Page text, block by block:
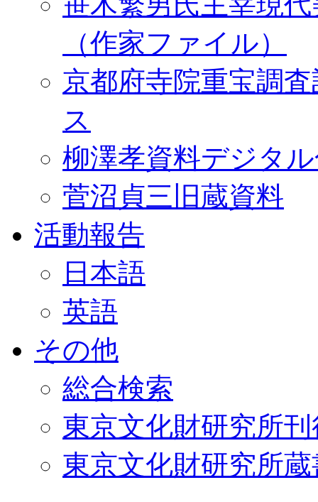
（作家ファイル）
京都府寺院重宝調
ス
柳澤孝資料デジタ
菅沼貞三旧蔵資料
活動報告
日本語
英語
その他
総合検索
東京文化財研究所
東京文化財研究所